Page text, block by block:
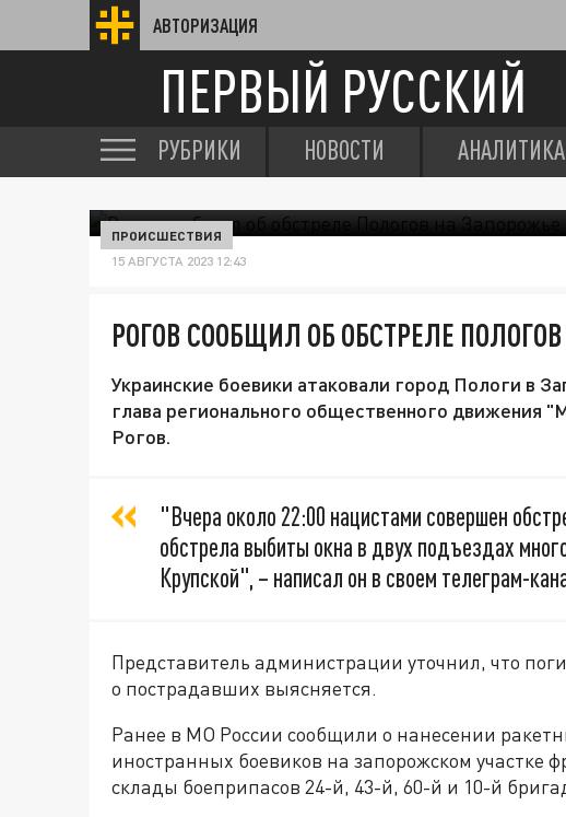
АВТОРИЗАЦИЯ
ПЕРВЫЙ РУССКИЙ
РУБРИКИ НОВОСТИ АНАЛИТИКА
ПРОИСШЕСТВИЯ
15 АВГУСТА 2023 12:43
РОГОВ СООБЩИЛ ОБ ОБСТРЕЛЕ
Украинские боевики атаковали город Пологи в
глава регионального общественного движения
Рогов.
"Вчера около 22:00 нацистами совершен
обстрела выбиты окна в двух подъездах
Крупской", – написал он в своем телеграм-
Представитель администрации уточнил, что
о пострадавших выясняется.
Ранее в МО России сообщили о нанесении
иностранных боевиков на запорожском участке
склады боеприпасов 24-й, 43-й, 60-й и 10-й